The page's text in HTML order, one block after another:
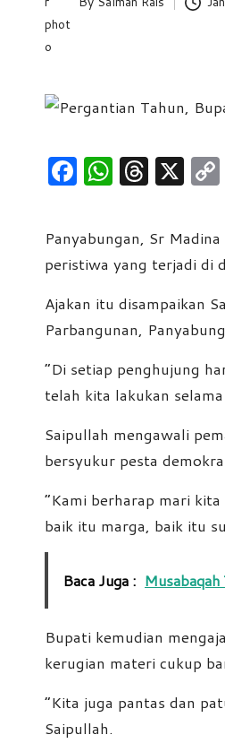
e
s
Posted
by
F
a
c
e
o
o
k
W
h
at
s
A
p
p
T
hr
e
a
s
X
Panyabungan, Sr
peristiwa yang terjadi di
Ajakan itu disampaikan
Parbangunan,
“Di setiap penghujung
telah kita lakukan
Saipullah mengawali
bersyukur pesta
“Kami berharap mari
baik itu marga, baik itu
Baca Juga :
Bupati kemudian
kerugian materi cukup
“Kita juga pantas dan
Saipullah.